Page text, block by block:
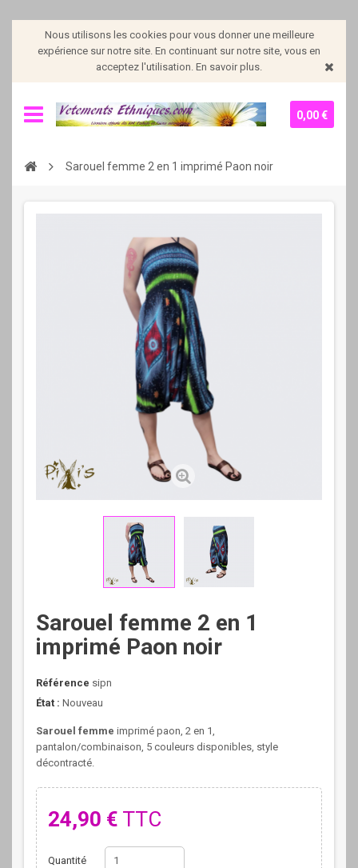
Nous utilisons les cookies pour vous donner une meilleure
expérience sur notre site. En continuant sur notre site, vous en
acceptez l'utilisation. En savoir plus.
0,00 €
Sarouel femme 2 en 1 imprimé Paon noir
Sarouel femme 2 en 1
imprimé Paon noir
Référence sipn
État : Nouveau
Sarouel femme imprimé paon, 2 en 1,
pantalon/combinaison, 5 couleurs disponibles, style
décontracté.
24,90 € TTC
Quantité